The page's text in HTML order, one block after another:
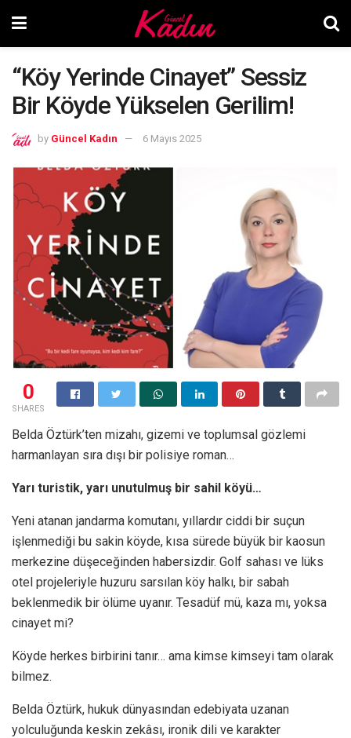
“Köy Yerinde Cinayet” Sessiz
Bir Köyde Yükselen Gerilim!
by Güncel Kadın 6 Mayıs 2025
0
SHARES
Belda Öztürk’ten mizahı, gizemi ve toplumsal gözlemi
harmanlayan sıra dışı bir polisiye roman…
Yarı turistik, yarı unutulmuş bir sahil köyü…
Yeni atanan jandarma komutanı, yıllardır ciddi bir suçun
işlenmediği bu sakin köyde, kısa sürede büyük bir kaosun
merkezine düşeceğinden habersizdir. Golf sahası ve lüks
otel projeleriyle huzuru sarsılan köy halkı, bir sabah
beklenmedik bir ölüme uyanır. Tesadüf mü, kaza mı, yoksa
cinayet mi?
Köyde herkes birbirini tanır… ama kimse kimseyi tam olarak
bilmez.
Belda Öztürk, hukuk dünyasından edebiyata uzanan
yolculuğunda keskin zekâsı, ironik dili ve karakter